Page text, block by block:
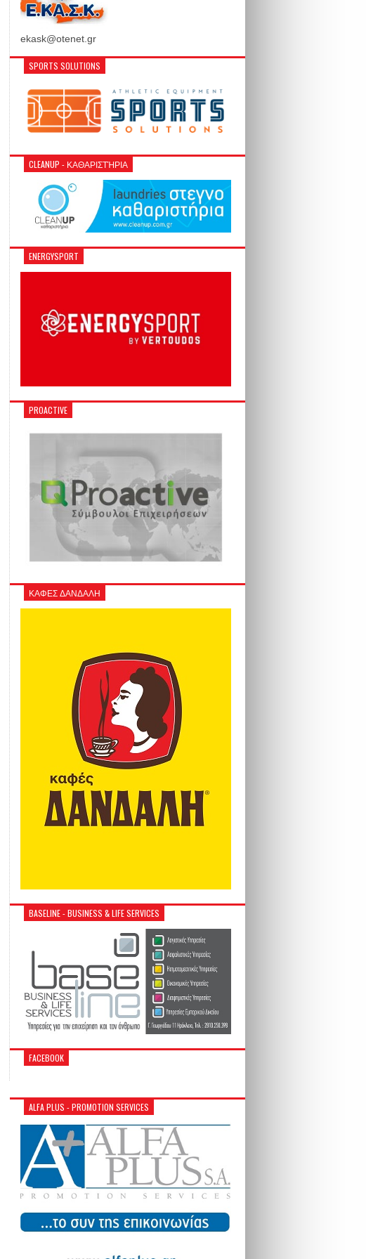
ekask@otenet.gr
SPORTS SOLUTIONS
CLEANUP - ΚΑΘΑΡΙΣΤΉΡΙΑ
ENERGYSPORT
PROACTIVE
ΚΑΦΕΣ ΔΑΝΔΑΛΗ
BASELINE - BUSINESS & LIFE SERVICES
FACEBOOK
ALFA PLUS - PROMOTION SERVICES